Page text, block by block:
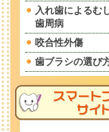
入れ歯によるむ
歯周病
咬合性外傷
歯ブラシの選び